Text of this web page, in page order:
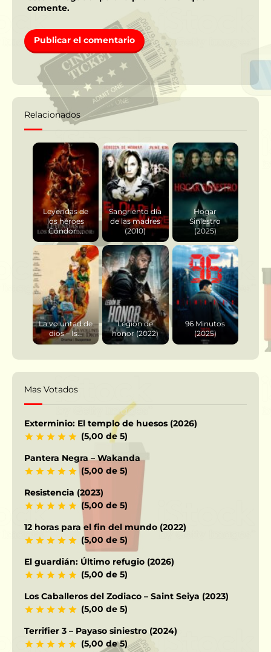
comente.
Relacionados
Leyendas de
los héroes
Cóndor:...
Sangriento día
de las madres
(2010)
Hogar
Siniestro
(2025)
La voluntad de
dios – Is...
Legión de
honor (2022)
96 Minutos
(2025)
Mas Votados
Exterminio: El templo de huesos (2026)
(5,00 de 5)
Pantera Negra – Wakanda
(5,00 de 5)
Resistencia (2023)
(5,00 de 5)
12 horas para el fin del mundo (2022)
(5,00 de 5)
El guardián: Último refugio (2026)
(5,00 de 5)
Los Caballeros del Zodiaco – Saint Seiya (2023)
(5,00 de 5)
Terrifier 3 – Payaso siniestro (2024)
(5,00 de 5)